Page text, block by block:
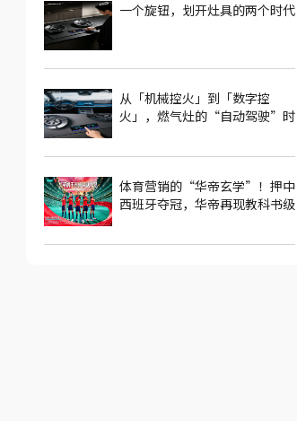
一个旋钮，划开灶具的两个时代
从「机械控火」到「数字控
火」，燃气灶的“自动驾驶”时
体育营销的“华帝玄学”！押中
西班牙夺冠，华帝再现教科书级